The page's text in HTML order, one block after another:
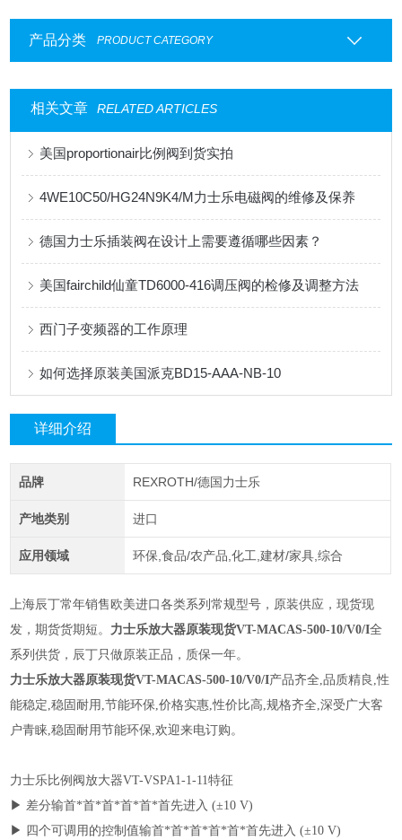
产品分类 PRODUCT CATEGORY
相关文章 RELATED ARTICLES
美国proportionair比例阀到货实拍
4WE10C50/HG24N9K4/M力士乐电磁阀的维修及保养
德国力士乐插装阀在设计上需要遵循哪些因素？
美国fairchild仙童TD6000-416调压阀的检修及调整方法
西门子变频器的工作原理
如何选择原装美国派克BD15-AAA-NB-10
详细介绍
品牌 REXROTH/德国力士乐
产地类别 进口
应用领域 环保,食品/农产品,化工,建材/家具,综合
上海辰丁常年销售欧美进口各类系列常规型号，原装供应，现货现
发，期货货期短。 力士乐放大器原装现货VT-MACAS-500-10/V0/I全
系列供货，辰丁只做原装正品，质保一年。
力士乐放大器原装现货VT-MACAS-500-10/V0/I产品齐全,品质精良,性
能稳定,稳固耐用,节能环保,价格实惠,性价比高,规格齐全,深受广大客
户青睐,稳固耐用节能环保,欢迎来电订购。
力士乐比例阀放大器VT-VSPA1-1-11特征
▶ 差分输首*首*首*首*首*首先进入 (±10 V)
▶ 四个可调用的控制值输首*首*首*首*首*首先进入 (±10 V)